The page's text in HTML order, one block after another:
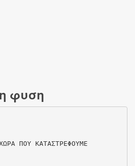
φυση
ΠΟΥ ΚΑΤΑΣΤΡΕΦΟΥΜΕ